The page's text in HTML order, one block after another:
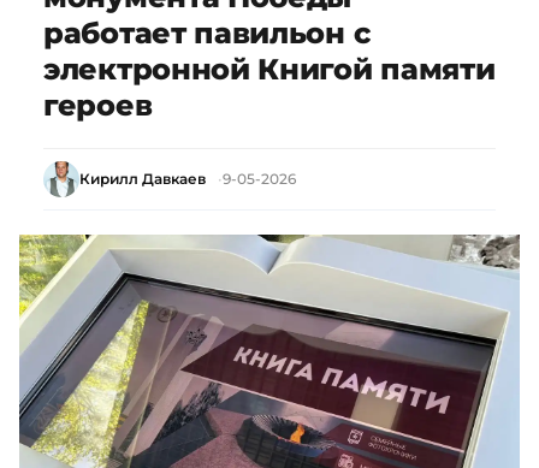
работает павильон с
электронной Книгой памяти
героев
Кирилл Давкаев 9-05-2026